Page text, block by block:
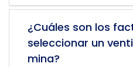
¿Cuáles son los
seleccionar un
mina?